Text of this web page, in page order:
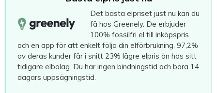
Det bästa elpriset just nu kan du
få hos Greenely. De erbjuder
100% fossilfri el till inköpspris
och en app för att enkelt följa din elförbrukning. 97,2%
av deras kunder får i snitt 23% lägre elpris än hos sitt
tidigare elbolag. Du har ingen bindningstid och bara 14
dagars uppsägningstid.